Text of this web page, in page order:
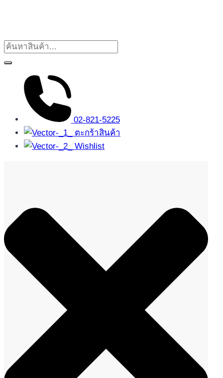
02-821-5225
ตะกร้าสินค้า
Wishlist